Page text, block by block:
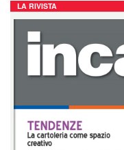
LA RIVISTA